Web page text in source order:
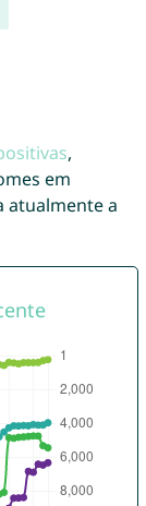
,
em
atualmente a